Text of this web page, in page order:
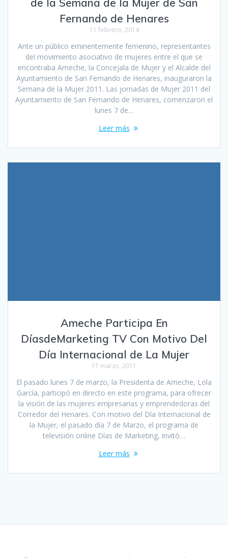
Fernando de Henares
11 febrero, 2014
Ante un público eminentemente femenino, representantes
del movimiento asociativo de mujeres entre el que se
encontraba Ameche, la Concejala de Mujer y el Alcalde del
Ayuntamiento de San Fernando de Henares, inauguraron la
Semana de la Mujer 2011. Las jornadas de Mujer 2011 del
Ayuntamiento de San Fernando de Henares, comenzaron el
lunes 7 de…
Leer más
Ameche Participa En
DíasdeMarketing TV Con Motivo Del
Día Internacional de La Mujer
11 marzo, 2011
El pasado lunes 7 de marzo, la Presidenta de Ameche, Lola
García, participó en directo en este programa, para ofrecer
la visión de las mujeres empresarias y emprendedoras del
Corredor del Henares. Con motivo del Día Internacional de
la Mujer, el pasado día 7 de Marzo, el programa de
televisión online Días de Marketing, invitó…
Leer más